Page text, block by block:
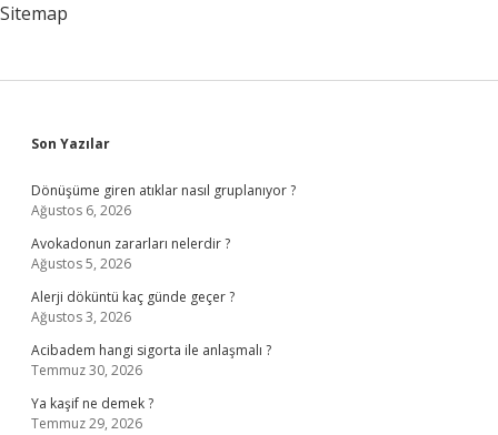
Sitemap
Sidebar
Son Yazılar
Dönüşüme giren atıklar nasıl gruplanıyor ?
Ağustos 6, 2026
Avokadonun zararları nelerdir ?
Ağustos 5, 2026
Alerji döküntü kaç günde geçer ?
Ağustos 3, 2026
Acibadem hangi sigorta ile anlaşmalı ?
Temmuz 30, 2026
Ya kaşif ne demek ?
Temmuz 29, 2026